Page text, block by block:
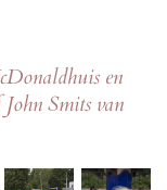
en
Smits van